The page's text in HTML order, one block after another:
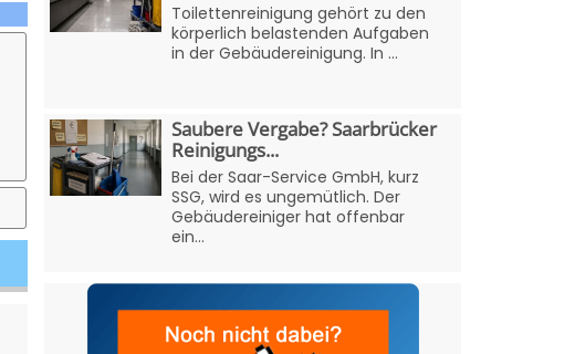
Toilettenreinigung gehört zu den
körperlich belastenden Aufgaben
in der Gebäudereinigung. In ...
Saubere Vergabe? Saarbrücker
Reinigungs...
Bei der Saar-Service GmbH, kurz
SSG, wird es ungemütlich. Der
Gebäudereiniger hat offenbar
ein...